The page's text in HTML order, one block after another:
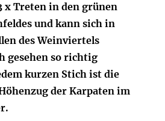
x Treten in den grünen
und kann sich in
des Weinviertels
gesehen so richtig
kurzen Stich ist die
der Karpaten im